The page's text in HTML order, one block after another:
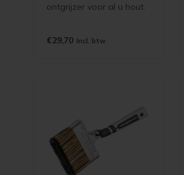
ontgrijzer voor al u hout.
€29,70 Incl. btw